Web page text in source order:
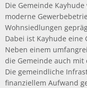
Die Gemeinde
moderne
Wohnsiedlungen
Dabei ist Kayhude eine
Neben einem
die Gemeinde auch
Die gemeindliche
finanziellem Aufwand